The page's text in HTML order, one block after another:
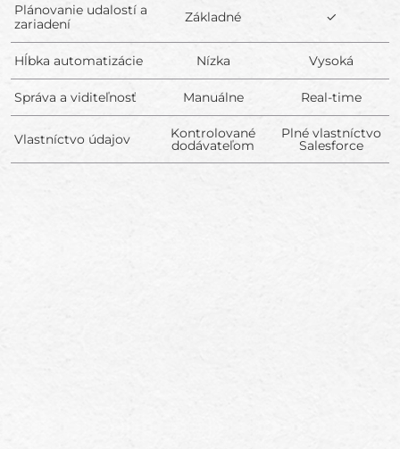
Plánovanie udalostí a
zariadení
Základné ✓
Hĺbka automatizácie Nízka Vysoká
Správa a viditeľnosť Manuálne Real-time
Vlastníctvo údajov Kontrolované
dodávateľom
Plné vlastníctvo
Salesforce